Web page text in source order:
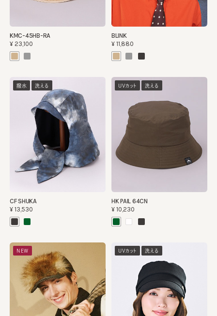
KMC-45HB-RA
¥23,100
BLINK
¥11,880
撥水 洗える
CF SHUKA
¥13,530
UVカット 洗える
HK PAIL 64CN
¥10,230
NEW UVカット 洗える